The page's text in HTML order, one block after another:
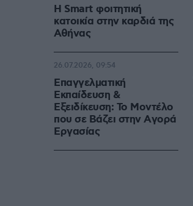
Η Smart φοιτητική
κατοικία στην καρδιά της
Αθήνας
Επαγγελματική
Εκπαίδευση &
Εξειδίκευση: Το Mοντέλο
που σε Bάζει στην Aγορά
Eργασίας
26.07.2026, 09:54